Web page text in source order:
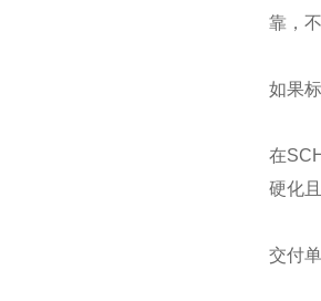
靠，
如果
在
硬化
交付